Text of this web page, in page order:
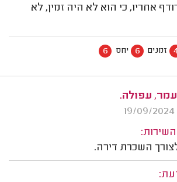
אחריו, כי הוא לא היה זמין, לא
זמנים 6 יחס 6
עפולה.
לצורך השכרת דירה.